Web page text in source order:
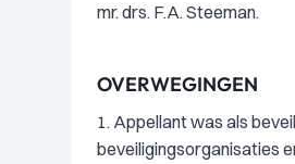
mr. drs. F.A. Steeman.
OVERWEGINGEN
1. Appellant was als
beveiligingsorganisaties